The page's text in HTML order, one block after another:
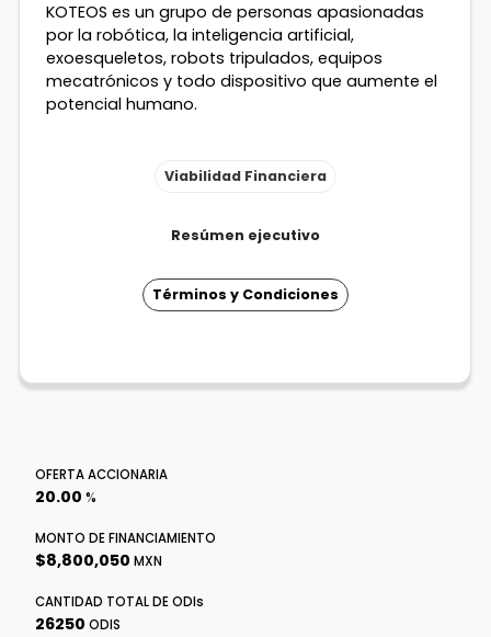
KOTEOS es un grupo de personas apasionadas
por la robótica, la inteligencia artificial,
exoesqueletos, robots tripulados, equipos
mecatrónicos y todo dispositivo que aumente el
potencial humano.
Viabilidad Financiera
Resúmen ejecutivo
Términos y Condiciones
OFERTA ACCIONARIA
20.00 %
MONTO DE FINANCIAMIENTO
$8,800,050 MXN
CANTIDAD TOTAL DEODIs
26250 ODIS